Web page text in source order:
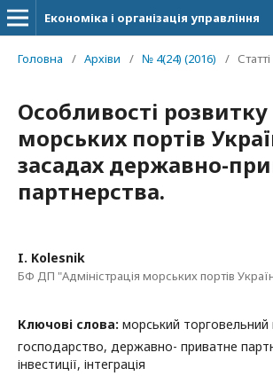
Економіка і організація управління
Головна / Архіви / № 4(24) (2016) / Статті
Особливості розвитку
морських портів
засадах державно-
партнерства.
I. Kolesnik
БФ ДП "Адміністрація морських портів
Ключові слова: морський
господарство, державно- приватне
інвестиції, інтеграція